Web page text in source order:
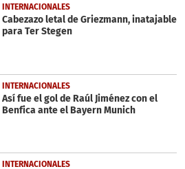
INTERNACIONALES
Cabezazo letal de Griezmann, inatajable
para Ter Stegen
INTERNACIONALES
Así fue el gol de Raúl Jiménez con el
Benfica ante el Bayern Munich
INTERNACIONALES